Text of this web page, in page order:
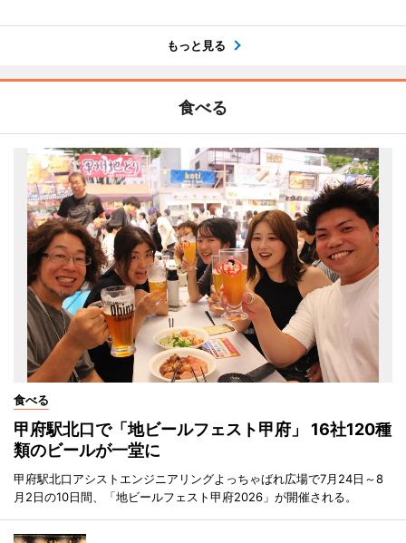
もっと見る
食べる
食べる
甲府駅北口で「地ビールフェスト甲府」 16社120種
類のビールが一堂に
甲府駅北口アシストエンジニアリングよっちゃばれ広場で7月24日～8
月2日の10日間、「地ビールフェスト甲府2026」が開催される。